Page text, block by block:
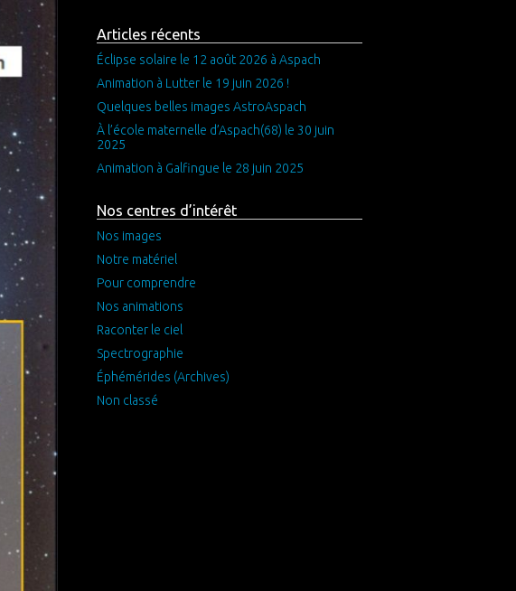
Articles récents
Éclipse solaire le 12 août 2026 à Aspach
Animation à Lutter le 19 juin 2026 !
Quelques belles images AstroAspach
À l’école maternelle d’Aspach(68) le 30 juin
2025
Animation à Galfingue le 28 juin 2025
Nos centres d’intérêt
Nos images
Notre matériel
Pour comprendre
Nos animations
Raconter le ciel
Spectrographie
Éphémérides (Archives)
Non classé